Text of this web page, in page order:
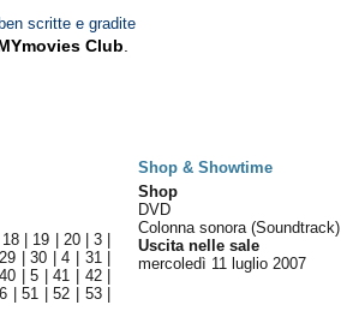
scritte e gradite
Club
Shop & Showtime
18 19 20|3
29|30 |4 31|
40|5 |41 42|
6|51 |52 53|
Shop
DVD
Colonna sonora (Soundtrack)
Uscita nelle sale
mercoledì 11 luglio 2007